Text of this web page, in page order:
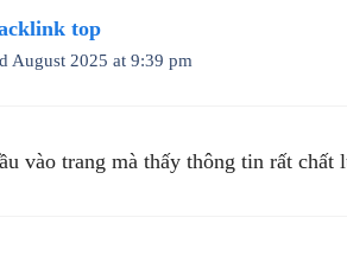
top
August 2025 at 9:39 pm
vào trang mà thấy thông tin rất chất